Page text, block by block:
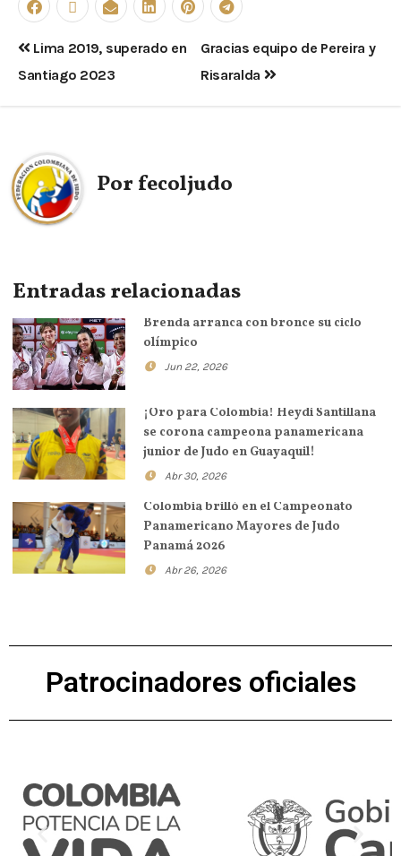
Lima 2019, superado en
Santiago 2023
Gracias equipo de Pereira y
Risaralda
Porfecoljudo
Entradas relacionadas
Brenda arranca con bronce su ciclo
olímpico
Jun 22, 2026
¡Oro para Colombia! Heydi Santillana
se corona campeona panamericana
junior de Judo en Guayaquil!
Abr 30, 2026
Colombia brilló en el Campeonato
Panamericano Mayores de Judo
Panamá 2026
Abr 26, 2026
Patrocinadores oficiales